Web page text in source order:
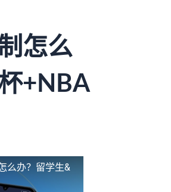
怎么
+NBA
么办？留学生&